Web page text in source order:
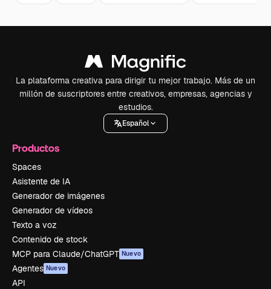
La plataforma creativa para dirigir tu mejor trabajo. Más de un
millón de suscriptores entre creativos, empresas, agencias y
estudios.
Español
Productos
Spaces
Asistente de IA
Generador de imágenes
Generador de vídeos
Texto a voz
Contenido de stock
MCP para Claude/ChatGPT Nuevo
Agentes Nuevo
API